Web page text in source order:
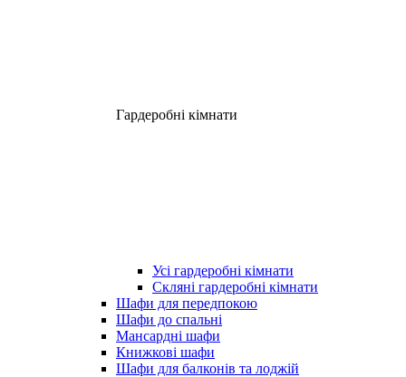
Гардеробні кімнати
Усі гардеробні кімнати
Скляні гардеробні кімнати
Шафи для передпокою
Шафи до спальні
Мансардні шафи
Книжкові шафи
Шафи для балконів та лоджій